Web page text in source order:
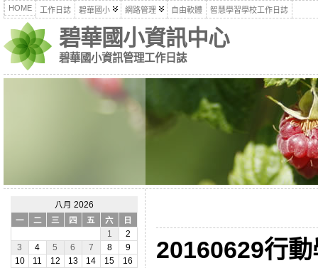
HOME 工作日誌 碧華國小 網路管理 自由軟體 智慧學習學校工作日誌
碧華國小資訊中心
碧華國小資訊管理工作日誌
八月 2026
一
二 三 四 五 六
日
1
2
3
4 5 6 7 8
9
10
11 12 13 14 15
16
20160629行